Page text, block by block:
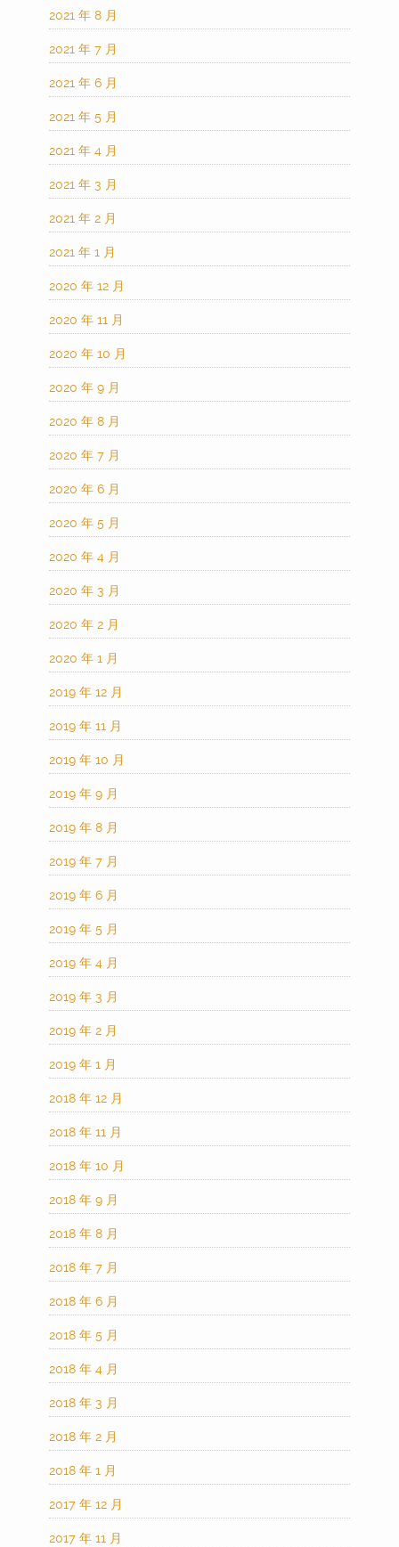
2021 年 8 月
2021 年 7 月
2021 年 6 月
2021 年 5 月
2021 年 4 月
2021 年 3 月
2021 年 2 月
2021 年 1 月
2020 年 12 月
2020 年 11 月
2020 年 10 月
2020 年 9 月
2020 年 8 月
2020 年 7 月
2020 年 6 月
2020 年 5 月
2020 年 4 月
2020 年 3 月
2020 年 2 月
2020 年 1 月
2019 年 12 月
2019 年 11 月
2019 年 10 月
2019 年 9 月
2019 年 8 月
2019 年 7 月
2019 年 6 月
2019 年 5 月
2019 年 4 月
2019 年 3 月
2019 年 2 月
2019 年 1 月
2018 年 12 月
2018 年 11 月
2018 年 10 月
2018 年 9 月
2018 年 8 月
2018 年 7 月
2018 年 6 月
2018 年 5 月
2018 年 4 月
2018 年 3 月
2018 年 2 月
2018 年 1 月
2017 年 12 月
2017 年 11 月